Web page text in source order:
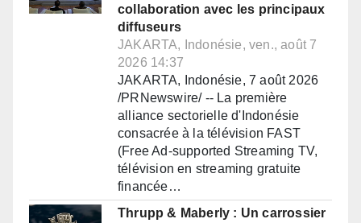
collaboration avec les principaux
diffuseurs
JAKARTA, Indonésie, ven., août 7
2026 14:37
JAKARTA, Indonésie, 7 août 2026
/PRNewswire/ -- La première
alliance sectorielle d'Indonésie
consacrée à la télévision FAST
(Free Ad-supported Streaming TV,
télévision en streaming gratuite
financée…
Thrupp & Maberly : Un carrossier